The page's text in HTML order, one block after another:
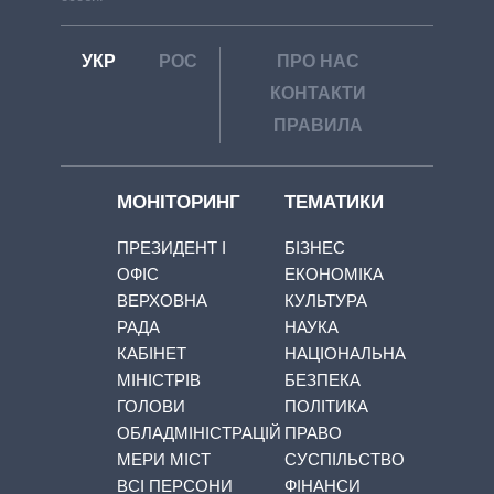
УКР РОС
ПРО НАС
КОНТАКТИ
ПРАВИЛА
МОНІТОРИНГ
ПРЕЗИДЕНТ І
ОФІС
ВЕРХОВНА
РАДА
КАБІНЕТ
МІНІСТРІВ
ГОЛОВИ
ОБЛАДМІНІСТРАЦІЙ
МЕРИ МІСТ
ВСІ ПЕРСОНИ
ТЕМАТИКИ
БІЗНЕС
ЕКОНОМІКА
КУЛЬТУРА
НАУКА
НАЦІОНАЛЬНА
БЕЗПЕКА
ПОЛІТИКА
ПРАВО
СУСПІЛЬСТВО
ФІНАНСИ